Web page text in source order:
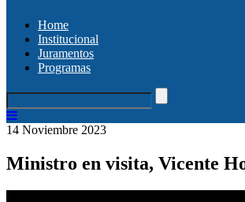
Home
Institucional
Juramentos
Programas
14 Noviembre 2023
Ministro en visita, Vicente